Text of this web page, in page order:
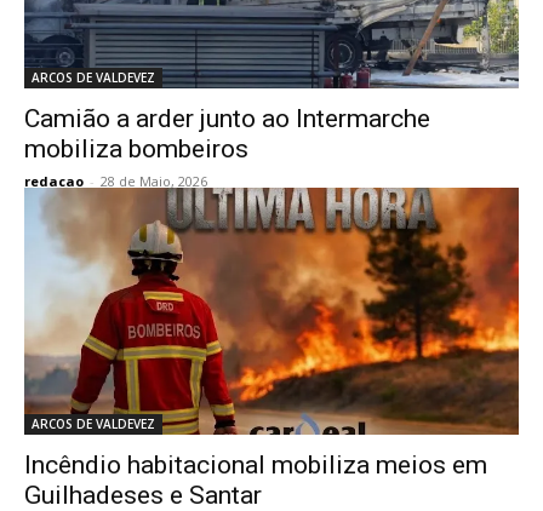
ARCOS DE VALDEVEZ
Camião a arder junto ao Intermarche
mobiliza bombeiros
redacao - 28 de Maio, 2026
ARCOS DE VALDEVEZ
Incêndio habitacional mobiliza meios em
Guilhadeses e Santar